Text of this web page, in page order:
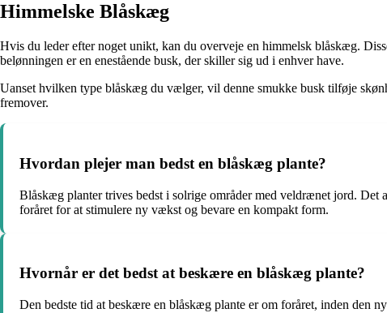
Himmelske Blåskæg
Hvis du leder efter noget unikt, kan du overveje en himmelsk blåskæg.
belønningen er en enestående busk, der skiller sig ud i enhver have.
Uanset hvilken type blåskæg du vælger, vil denne smukke busk tilføje
fremover.
Hvordan plejer man bedst en blåskæg plante?
Blåskæg planter trives bedst i solrige områder med veldrænet jord.
foråret for at stimulere ny vækst og bevare en kompakt form.
Hvornår er det bedst at beskære en blåskæg plante?
Den bedste tid at beskære en blåskæg plante er om foråret, inden den